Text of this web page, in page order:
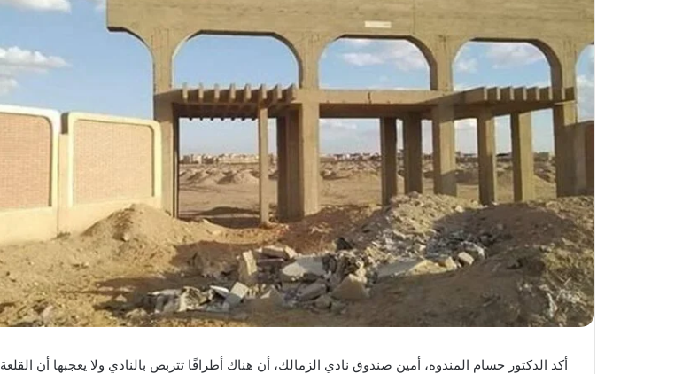
أكد الدكتور حسام المندوه، أمين صندوق نادي الزمالك، أن هناك أطرافًا تتربص بالنادي ولا يعجبها أن القلعة